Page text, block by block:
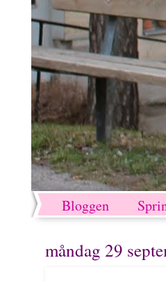
Bloggen
måndag 29